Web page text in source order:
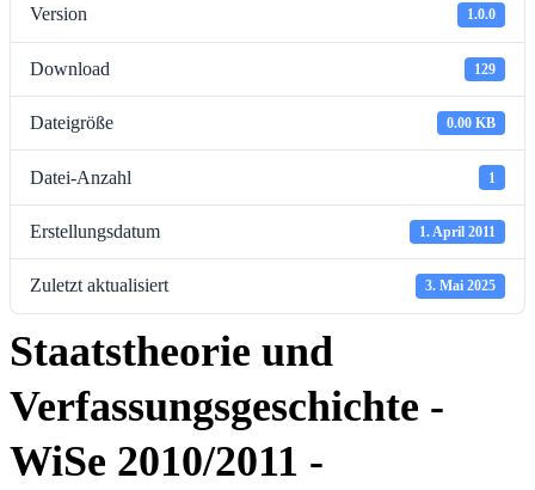
Version 1.0.0
Download 129
Dateigröße 0.00 KB
Datei-Anzahl 1
Erstellungsdatum 1. April 2011
Zuletzt aktualisiert 3. Mai 2025
Staatstheorie und
Verfassungsgeschichte -
WiSe 2010/2011 -